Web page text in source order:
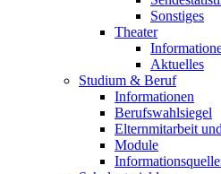
Sonstiges
Theater
Aktuelles
Studium & Beruf
Informationen
Berufswahlsiegel
Elternmitarbeit
Module